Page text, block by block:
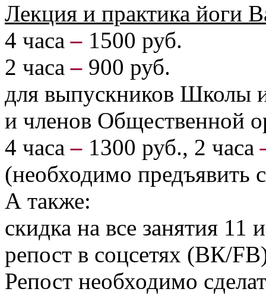
Лекция и практика йоги
4 часа– 1500 руб.
2 часа– 900 руб.
для выпускников Школы
и членов Общественной
4 часа– 1300 руб., 2 часа
(необходимо предъявить
А также:
скидка на все занятия 11
репост в соцсетях (ВК/
Репост необходимо